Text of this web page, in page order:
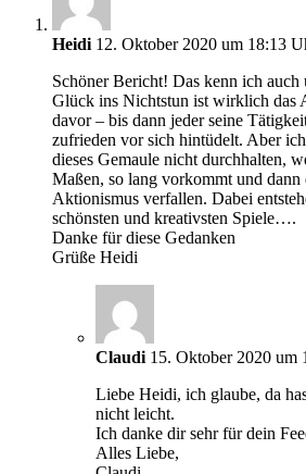
Heidi 12. Oktober 2020 um 18:13
Schöner Bericht! Das kenn ich auch
Glück ins Nichtstun ist wirklich das
davor – bis dann jeder seine
zufrieden vor sich hintüdelt. Aber
dieses Gemaule nicht durchhalten,
Maßen, so lang vorkommt und dann
Aktionismus verfallen. Dabei
schönsten und kreativsten Spiele….
Danke für diese Gedanken
Grüße Heidi
Claudi 15. Oktober 2020 um
Liebe Heidi, ich glaube, da
nicht leicht.
Ich danke dir sehr für dein
Alles Liebe,